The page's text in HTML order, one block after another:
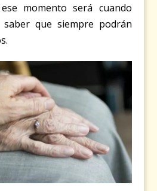
momento será cuando
saber que siempre podrán